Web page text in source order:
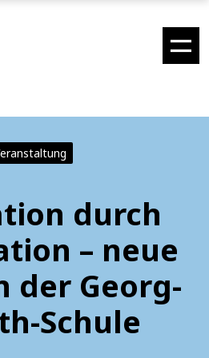
durch
– neue
der Georg-
Schule